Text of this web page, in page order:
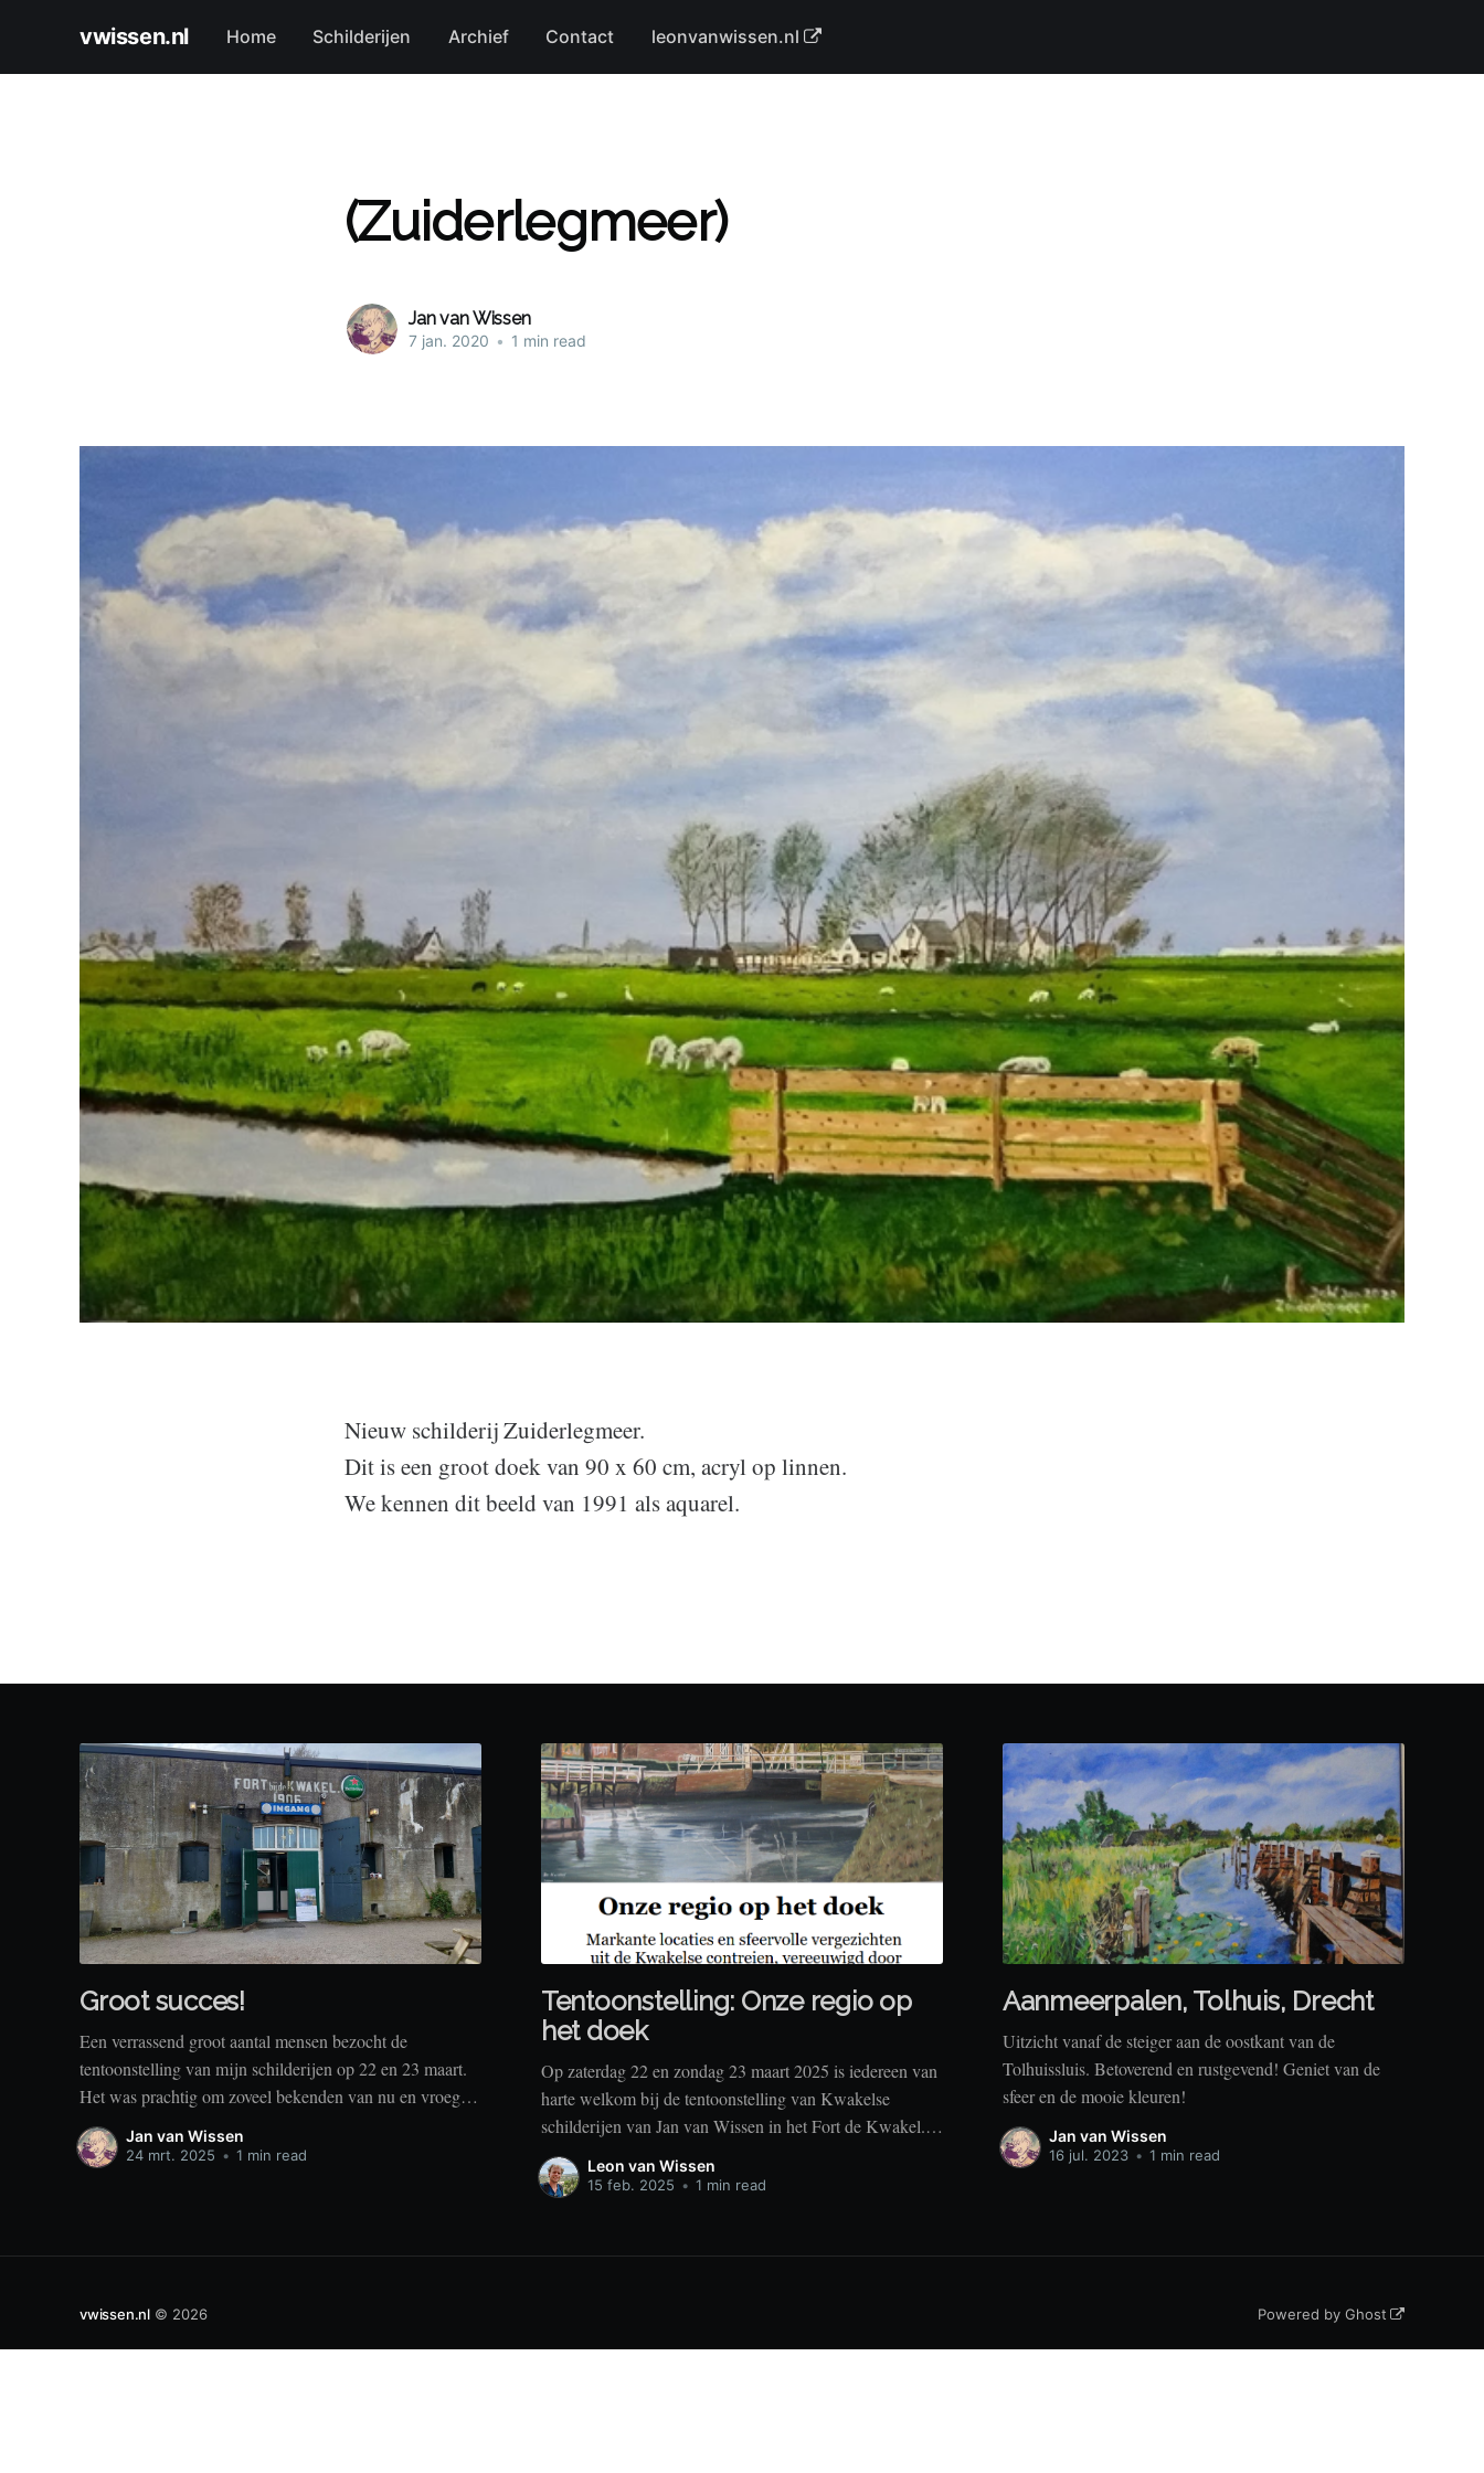
vwissen.nl Home Schilderijen Archief Contact leonvanwissen.nl
(Zuiderlegmeer)
Jan van Wissen
7 jan. 2020 • 1 min read
Nieuw schilderij Zuiderlegmeer.
Dit is een groot doek van 90 x 60 cm, acryl op linnen.
We kennen dit beeld van 1991 als aquarel.
Groot succes!
Een verrassend groot aantal mensen bezocht de
tentoonstelling van mijn schilderijen op 22 en 23 maart.
Het was prachtig om zoveel bekenden van nu en vroeger
samen te zien!
Jan van Wissen
24 mrt. 2025 • 1 min read
Tentoonstelling: Onze regio op
het doek
Op zaterdag 22 en zondag 23 maart 2025 is iedereen van
harte welkom bij de tentoonstelling van Kwakelse
schilderijen van Jan van Wissen in het Fort de Kwakel.
Kom langs voor de schilderijen en een hapje en een
drankje. Toegang gratis!
Leon van Wissen
15 feb. 2025 • 1 min read
Aanmeerpalen, Tolhuis, Drecht
Uitzicht vanaf de steiger aan de oostkant van de
Tolhuissluis. Betoverend en rustgevend! Geniet van de
sfeer en de mooie kleuren!
Jan van Wissen
16 jul. 2023 • 1 min read
vwissen.nl © 2026 Powered by Ghost